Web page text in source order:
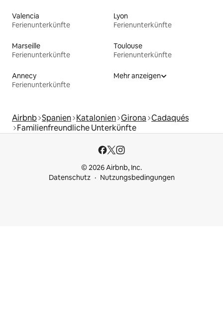
Valencia
Ferienunterkünfte
Lyon
Ferienunterkünfte
Marseille
Ferienunterkünfte
Toulouse
Ferienunterkünfte
Annecy
Ferienunterkünfte
Mehr anzeigen
Airbnb Spanien Katalonien Girona Cadaqués
Familienfreundliche Unterkünfte
© 2026 Airbnb, Inc.
Datenschutz
Nutzungsbedingungen